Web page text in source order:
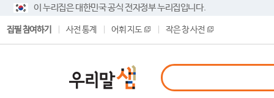
이 누리집은 대한민국 공식 전자정부 누리집입니다.
집필 참여하기 사전 통계 어휘 지도 작은 창 사전